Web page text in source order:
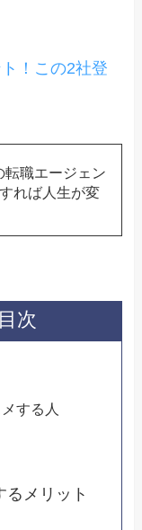
！この2社登
転職エージェン
れば人生が変
次
する人
るメリット